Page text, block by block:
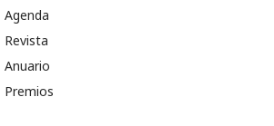
Agenda
Revista
Anuario
Premios